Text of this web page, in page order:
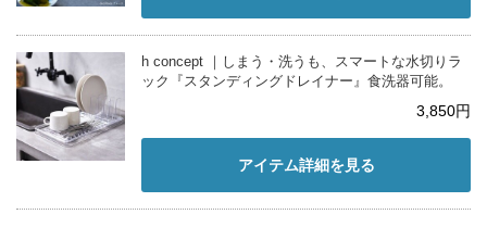
h concept ｜しまう・洗うも、スマートな水切りラ
ック『スタンディングドレイナー』食洗器可能。
3,850円
アイテム詳細を見る